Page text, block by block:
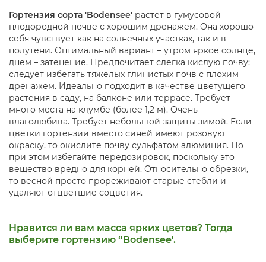
Гортензия сорта 'Bodensee' растет в гумусовой
плодородной почве с хорошим дренажем. Она хорошо
себя чувствует как на солнечных участках, так и в
полутени. Оптимальный вариант – утром яркое солнце,
днем – затенение. Предпочитает слегка кислую почву;
следует избегать тяжелых глинистых почв с плохим
дренажем. Идеально подходит в качестве цветущего
растения в саду, на балконе или террасе. Требует
много места на клумбе (более 1,2 м). Очень
влаголюбива. Требует небольшой защиты зимой. Если
цветки гортензии вместо синей имеют розовую
окраску, то окислите почву сульфатом алюминия. Но
при этом избегайте передозировок, поскольку это
вещество вредно для корней. Относительно обрезки,
то весной просто прореживают старые стебли и
удаляют отцветшие соцветия.
Нравится ли вам масса ярких цветов? Тогда
выберите гортензию ‘'Bodensee'.